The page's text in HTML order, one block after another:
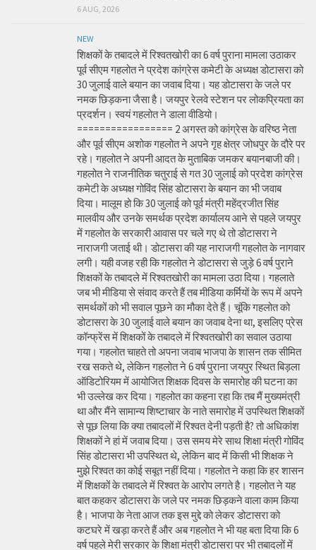
6 AUG, 2026
NEW
शिक्षकों के तबादले में रिश्वतखोरी का 6 वर्ष पुराना मामला उठाकर
पूर्व सीएम गहलोत ने प्रदेश कांग्रेस कमेटी के अध्यक्ष डोटासरा को
30 जुलाई वाले बयान का जवाब दिया। यह डोटासरा के जले पर
नमक छिड़कना जैसा है। जयपुर रेलवे स्टेशन पर लोकप्रियता का
प्रदर्शन। स्वयं गहलोत ने डाला वीडियो।
================= 2 अगस्त को कांग्रेस के वरिष्ठ नेता
और पूर्व सीएम अशोक गहलोत ने अपने गृह क्षेत्र जोधपुर के दौरे पर
रहे। गहलोत ने अपनी आदत के मुताबिक जमकर बयानबाजी की।
गहलोत ने राजनीतिक चतुराई से गत 30 जुलाई को प्रदेश कांग्रेस
कमेटी के अध्यक्ष गोविंद सिंह डोटासरा के बयान का भी जवाब
दिया। मालूम हो कि 30 जुलाई को पूर्व मंत्री महेंद्रजीत सिंह
मालवीय और उनके समर्थक प्रदेश कार्यालय आने से पहले जयपुर
में गहलोत के सरकारी आवास पर चले गए थे तो डोटासरा ने
नाराजगी जताई थी। डोटासरा की यह नाराजगी गहलोत के नागवार
लगी। यही वजह रही कि गहलोत ने डोटासरा से जुड़े 6 वर्ष पुराने
शिक्षकों के तबादले में रिश्वतखोरी का मामला उठा दिया। गहलाते
जब भी मीडिया से संवाद करते हैं तब मीडिया कर्मियों के रूप में अपने
समर्थकों को भी सवाल पूछने का मौका देते हैं। चूंकि गहलोत को
डोटासरा के 30 जुलाई वाले बयान का जवाब देना था, इसलिए प्रेस
कॉन्फ्रेंस में शिक्षकों के तबादले में रिश्वतखोरी का सवाल उठाया
गया। गहलोत चाहते तो अपना जवाब भाजपा के शासन तक सीमित
रख सकते थे, लेकिन गहलोत ने 6 वर्ष पुराना जयपुर स्थित बिड़ला
ऑडिटोरियम में आयोजित शिक्षक दिवस के समारोह की घटना का
भी उल्लेख कर दिया। गहलोत का कहना रहा कि तब मैं मुख्यमंत्री
था और मैंने सामान्य शिष्टाचार के नाते समारोह में उपस्थित शिक्षकों
से पूछ लिया कि क्या तबादलों में रिश्वत देनी पड़ती है? तो अधिकांश
शिक्षकों ने हां में जवाब दिया। उस समय मेरे साथ शिक्षा मंत्री गोविंद
सिंह डोटासरा भी उपस्थित थे, लेकिन बाद में किसी भी शिक्षक ने
मुझे रिश्वत का कोई सबूत नहीं दिया। गहलोत ने कहा कि हर शासन
में शिक्षकों के तबादले में रिश्वत के आरोप लगते है। गहलोत ने यह
बात कहकर डोटासरा के जले पर नमक छिड़कने वाला काम किया
है। भाजपा के नेता आज तक इस मुद्दे को लेकर डोटासरा को
कटघरे में खड़ा करते हैं और अब गहलोत ने भी यह बता दिया कि 6
वर्ष पहले मेरी सरकार के शिक्षा मंत्री डोटासरा पर भी तबादलों में